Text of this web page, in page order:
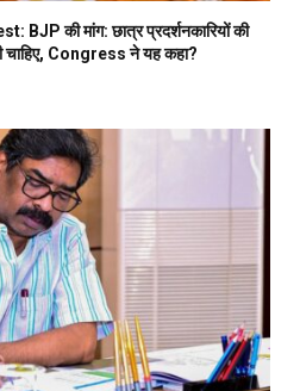
की मांग: छात्र प्रदर्शनकारियों की
चाहिए, Congress ने यह कहा?